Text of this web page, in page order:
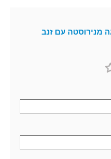
מנירוסטה עם זנב